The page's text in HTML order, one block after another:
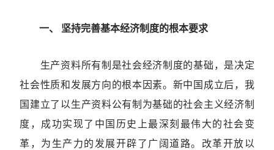
一、 坚持完善基本经济制度的根本要求
生产资料所有制是社会经济制度的基础，是决定
社会性质和发展方向的根本因素。新中国成立后，我
国建立了以生产资料公有制为基础的社会主义经济制
度，成功实现了中国历史上最深刻最伟大的社会变
革，为生产力的发展开辟了广阔道路。改革开放以